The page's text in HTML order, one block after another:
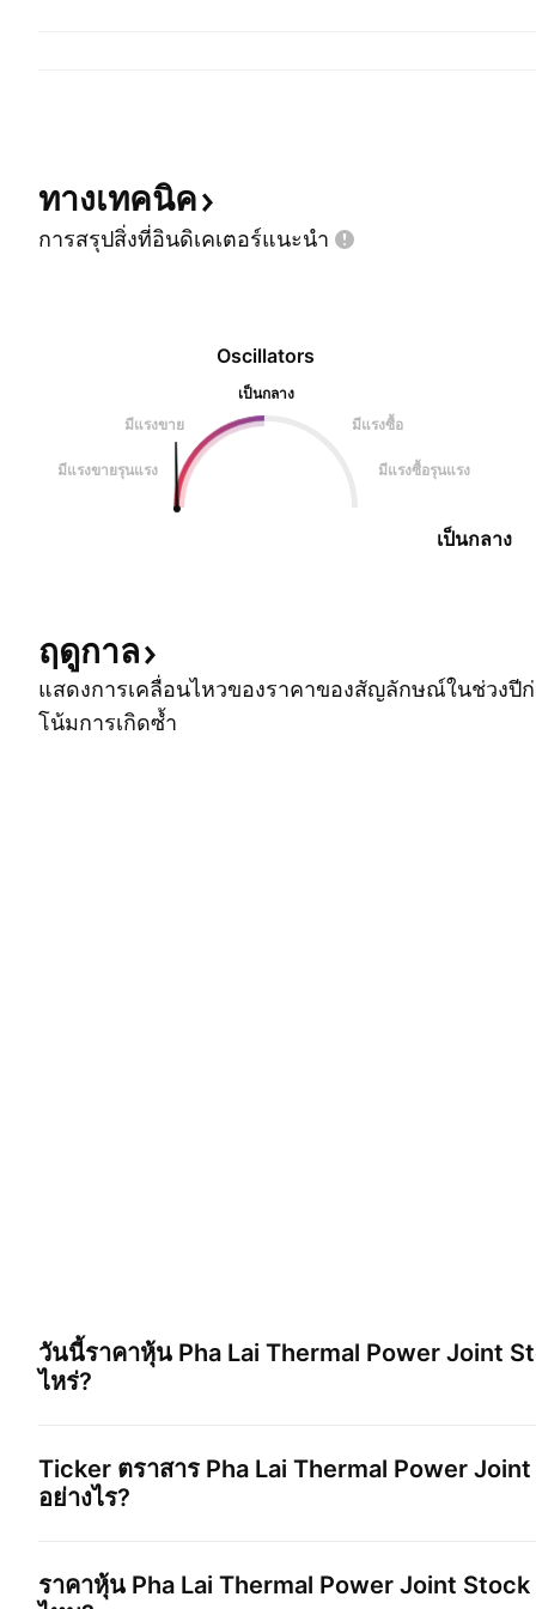
ทางเทคนิค
การสรุปสิ่งที่อินดิเคเตอร์แนะนำ
Oscillators
เป็นกลาง
มีแรงขาย
มีแรงซื้อ
มีแรงขายรุนแรง มีแรงซื้อรุนแรง
เป็นกลาง
ฤดูกาล
แสดงการเคลื่อนไหวของราคาของสัญลักษณ์ในช่วงปี
โน้มการเกิดซ้ำ
วันนี้ราคาหุ้น Pha Lai Thermal Power Joint
ไหร่?
Ticker ตราสาร Pha Lai Thermal Power
อย่างไร?
ราคาหุ้น Pha Lai Thermal Power Joint